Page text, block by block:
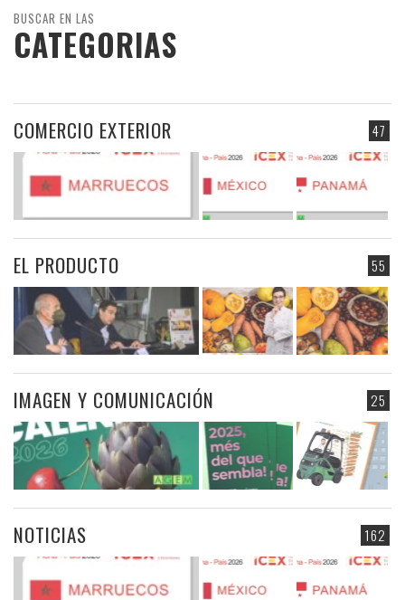
BUSCAR EN LAS
CATEGORIAS
47
COMERCIO EXTERIOR
55
EL PRODUCTO
25
IMAGEN Y COMUNICACIÓN
162
NOTICIAS